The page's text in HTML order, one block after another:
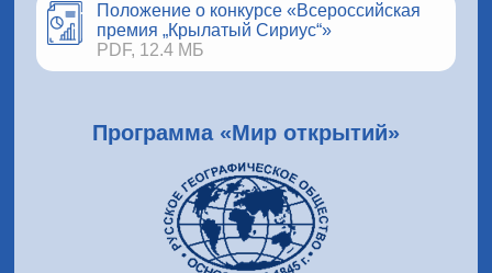
Положение о конкурсе «Всероссийская
премия „Крылатый Сириус“»
PDF, 12.4 МБ
Программа «Мир открытий»